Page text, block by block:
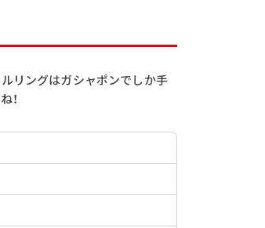
リングはガシャポンでしか手
！